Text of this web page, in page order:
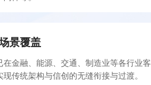
景覆盖
在金融、能源、交通、制造业等各行业客
现传统架构与信创的无缝衔接与过渡。